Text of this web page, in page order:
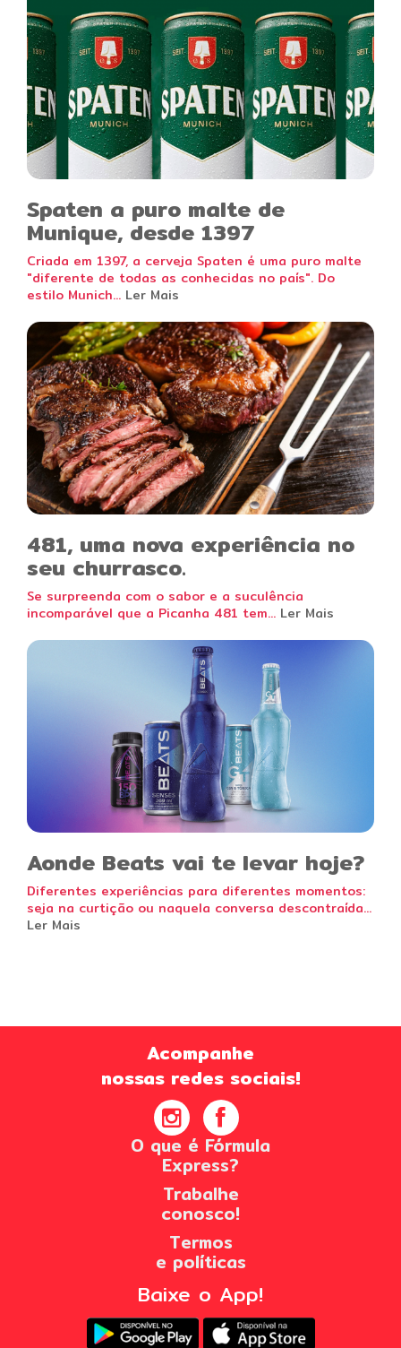
Spaten a puro malte de
Munique, desde 1397
Criada em 1397, a cerveja Spaten é uma puro malte
"diferente de todas as conhecidas no país". Do
estilo Munich... Ler Mais
481, uma nova experiência no
seu churrasco.
Se surpreenda com o sabor e a suculência
incomparável que a Picanha 481 tem... Ler Mais
Aonde Beats vai te levar hoje?
Diferentes experiências para diferentes momentos:
seja na curtição ou naquela conversa descontraída...
Ler Mais
Acompanhe
nossas redes sociais!
O que é Fórmula
Express?
Trabalhe
conosco!
Termos
e políticas
Baixe o App!